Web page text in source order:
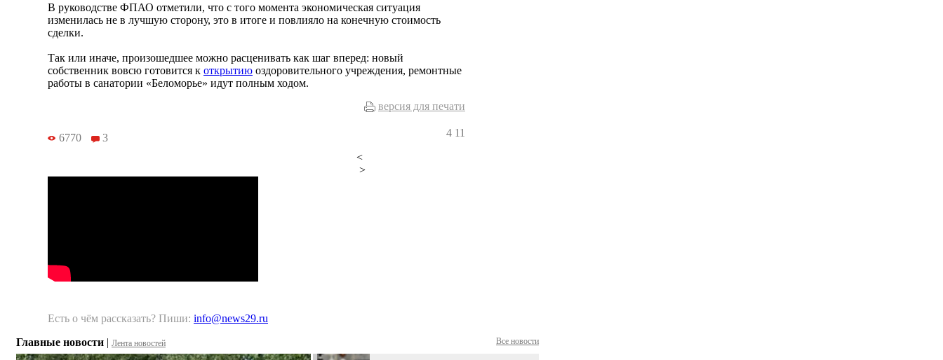
В руководстве ФПАО отметили, что с того момента экономическая ситуация
изменилась не в лучшую сторону, это в итоге и повлияло на конечную стоимость
сделки.
Так или иначе, произошедшее можно расценивать как шаг вперед: новый
собственник вовсю готовится к открытию оздоровительного учреждения, ремонтные
работы в санатории «Беломорье» идут полным ходом.
версия для печати
6770 3 4 11
<
>
Есть о чём рассказать? Пиши: info@news29.ru
Главные новости | Лента новостей Все новости